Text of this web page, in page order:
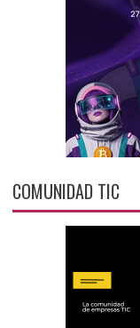
COMUNIDAD TIC